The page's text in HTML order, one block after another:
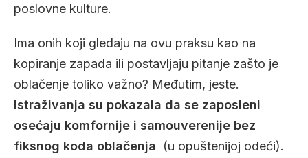
poslovne kulture.
Ima onih koji gledaju na ovu praksu kao na
kopiranje zapada ili postavljaju pitanje zašto je
oblačenje toliko važno? Međutim, jeste.
Istraživanja su pokazala da se zaposleni
osećaju komfornije i samouverenije bez
fiksnog koda oblačenja (u opuštenijoj odeći).